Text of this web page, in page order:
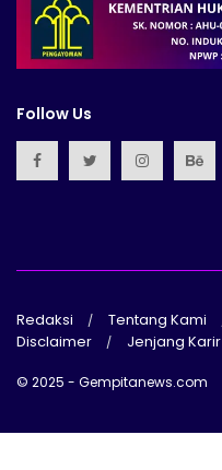
Follow Us
Redaksi Tentang Kami
Disclaimer
Jenjang Karir
© 2025 - Gempitanews.com